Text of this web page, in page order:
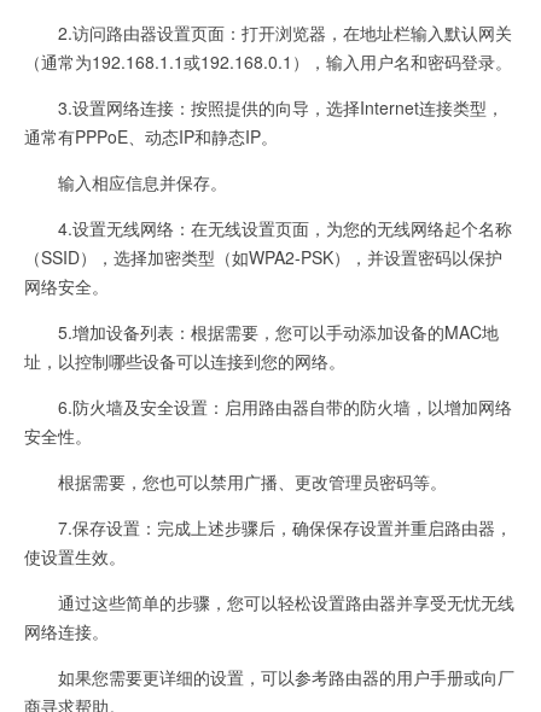
2.访问路由器设置页面：打开浏览器，在地址栏输入默认网关
（通常为192.168.1.1或192.168.0.1），输入用户名和密码登录。
3.设置网络连接：按照提供的向导，选择Internet连接类型，
通常有PPPoE、动态IP和静态IP。
输入相应信息并保存。
4.设置无线网络：在无线设置页面，为您的无线网络起个名称
（SSID），选择加密类型（如WPA2-PSK），并设置密码以保护
网络安全。
5.增加设备列表：根据需要，您可以手动添加设备的MAC地
址，以控制哪些设备可以连接到您的网络。
6.防火墙及安全设置：启用路由器自带的防火墙，以增加网络
安全性。
根据需要，您也可以禁用广播、更改管理员密码等。
7.保存设置：完成上述步骤后，确保保存设置并重启路由器，
使设置生效。
通过这些简单的步骤，您可以轻松设置路由器并享受无忧无线
网络连接。
如果您需要更详细的设置，可以参考路由器的用户手册或向厂
商寻求帮助。